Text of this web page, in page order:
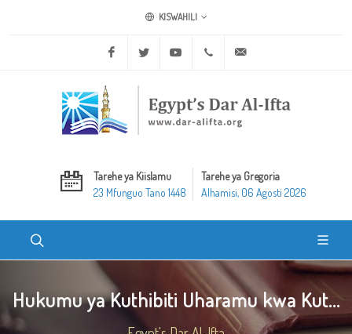
KISWAHILI
Facebook Twitter Youtube +20 2 25970400
Tarehe ya Kiislamu
23 Mfunguo Tano 1448
Tarehe ya Gregoria
Alhamisi, 06 Agosti 2026
Hukumu ya Kuthibiti Uharamu kwa Kut...